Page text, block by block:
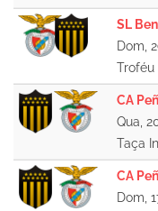
SL
Dom,
Troféu
CA
Qua,
Taça
CA
Dom,